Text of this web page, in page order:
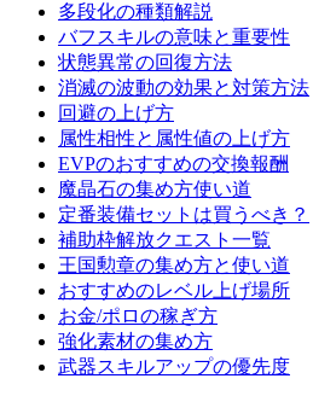
多段化の種類解説
バフスキルの意味と重要性
状態異常の回復方法
消滅の波動の効果と対策方法
回避の上げ方
属性相性と属性値の上げ方
EVPのおすすめの交換報酬
魔晶石の集め方使い道
定番装備セットは買うべき？
補助枠解放クエスト一覧
王国勲章の集め方と使い道
おすすめのレベル上げ場所
お金/ポロの稼ぎ方
強化素材の集め方
武器スキルアップの優先度